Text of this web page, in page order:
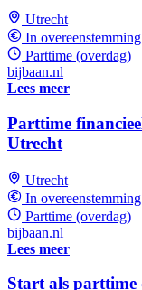
Utrecht
In overeenstemming
Parttime (overdag)
bijbaan.nl
Lees meer
Parttime
Utrecht
Utrecht
In overeenstemming
Parttime (overdag)
bijbaan.nl
Lees meer
Start als parttime